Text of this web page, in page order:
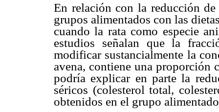
En relación con la reducción
grupos alimentados con las
cuando la rata como especie
estudios señalan que la
modificar sustancialmente la
avena, contiene una proporción
podría explicar en parte la
séricos (colesterol total,
obtenidos en el grupo